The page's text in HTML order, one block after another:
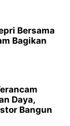
Bersama
Bagikan
Daya,
Bangun